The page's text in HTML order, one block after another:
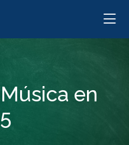
en